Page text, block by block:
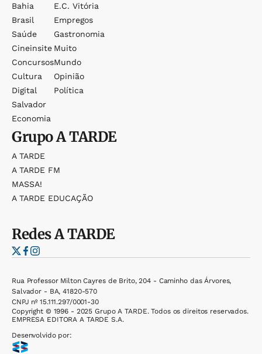
Bahia
Brasil
Saúde
Cineinsite
Concursos
Cultura
Digital
Salvador
Economia
E.c. Vitória
Empregos
Gastronomia
Muito
Mundo
Opinião
Política
GrupoA TARDE
A TARDE
A TARDE FM
MASSA!
A TARDE EDUCAÇÃO
RedesA TARDE
Rua Professor Milton Cayres de Brito, 204 - Caminho das Árvores,
Salvador - BA, 41820-570
CNPJ nº 15.111.297/0001-30
Copyright © 1996 - 2025 Grupo A TARDE. Todos os direitos reservados.
EMPRESA EDITORA A TARDE S.A.
Desenvolvido por: